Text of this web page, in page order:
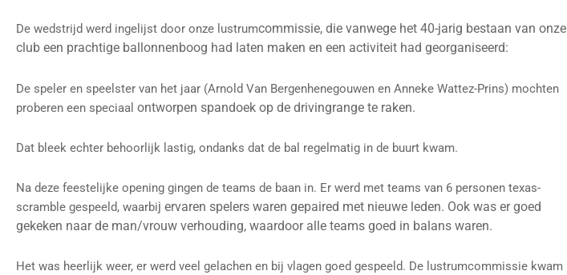
De wedstrijd werd ingelijst door onze lustrumcommissie, die vanwege het 40-jarig bestaan van onze
club een prachtige ballonnenboog had laten maken en een activiteit had georganiseerd:
De speler en speelster van het jaar (Arnold Van Bergenhenegouwen en Anneke Wattez-Prins) mochten
proberen een speciaal ontworpen spandoek op de drivingrange te raken.
Dat bleek echter behoorlijk lastig, ondanks dat de bal regelmatig in de buurt kwam.
Na deze feestelijke opening gingen de teams de baan in. Er werd met teams van 6 personen texas-
scramble gespeeld, waarbij ervaren spelers waren gepaired met nieuwe leden. Ook was er goed
gekeken naar de man/vrouw verhouding, waardoor alle teams goed in balans waren.
Het was heerlijk weer, er werd veel gelachen en bij vlagen goed gespeeld. De lustrumcommissie kwam